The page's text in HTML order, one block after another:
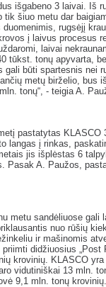
išgabeno 3 laivai. Iš
tik šiuo metu dar
duomenimis, rugsėjį
į laivus procesus
laivai
tūkst. tonų apyvarta,
gali būti spartesnis nei
metų birželio, bus
tonų“, - teigia A.
pastatytas
langas į rinkas,
jis išplėstas 6
Pasak A. Paužos,
metu sandėliuose
nuo rūšių
ir mašinomis
priimti didžiuosius
krovinių. KLASCO
vidutiniškai 13 mln.
9,1 mln. tonų krovinių.